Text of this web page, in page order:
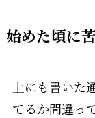
始めた頃に
上にも書いた
てるか間違っ